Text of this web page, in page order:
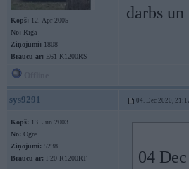
Kopš: 12. Apr 2005
No: Rīga
Ziņojumi: 1808
Braucu ar: E61 K1200RS
darbs
sys9291 04. Dec 2020,
Kopš: 13. Jun 2003
No: Ogre
Ziņojumi: 5238
Braucu ar: F20 R1200RT
04